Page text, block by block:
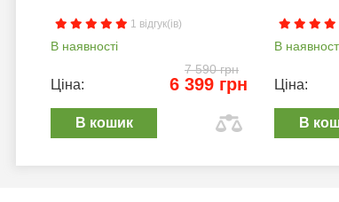
1 відгук(ів)
В наявності
7 590 грн
Ціна: 6 399 грн
В кошик
В
Ціна:
В